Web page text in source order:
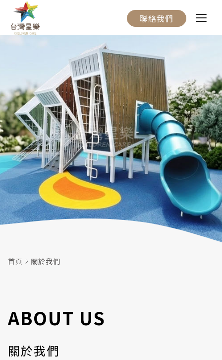
聯絡我們
關於我們
服務流程
產品介紹
實際案例
聯絡我們
首頁 關於我們
ABOUT US
關於我們